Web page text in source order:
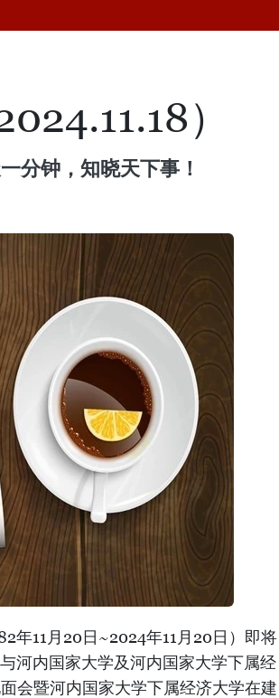
）
分钟，知晓天下事！
年11月20日~2024年11月20日）即将
河内国家大学及河内国家大学下属经
会暨河内国家大学下属经济大学在建